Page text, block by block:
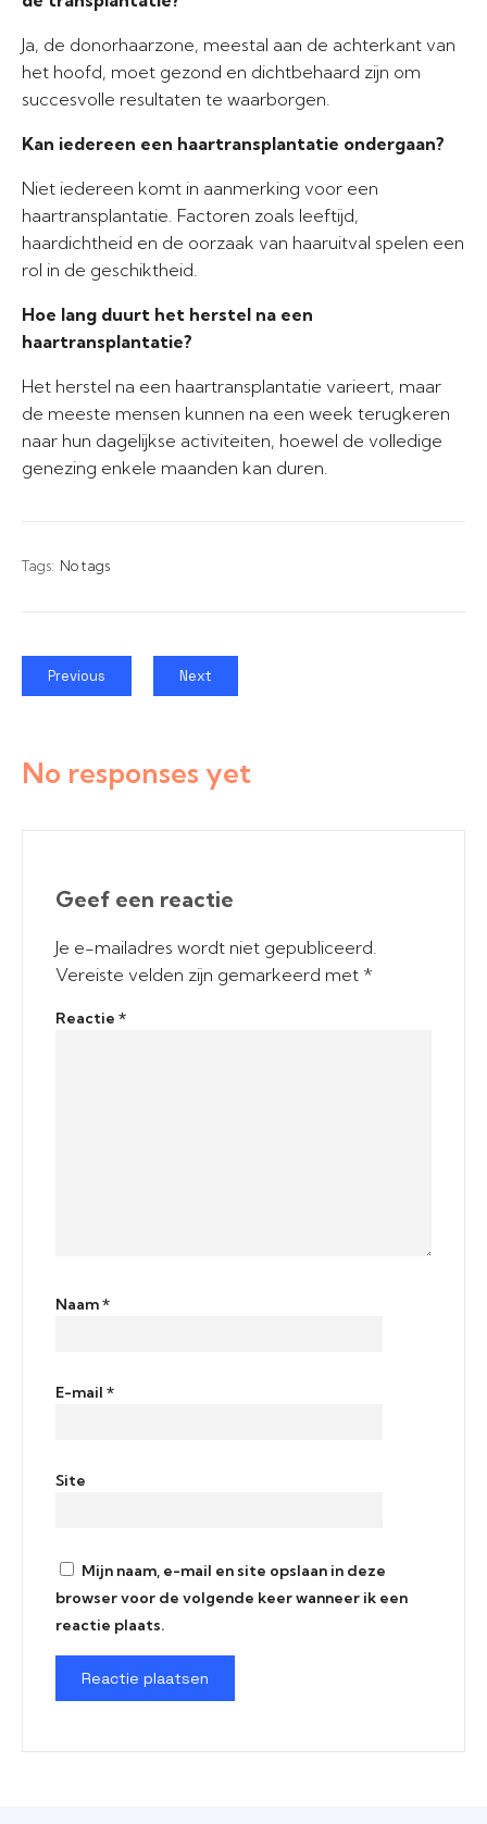
Ja, de donorhaarzone, meestal aan de achterkant van
het hoofd, moet gezond en dichtbehaard zijn om
succesvolle resultaten te waarborgen.
Kan iedereen een haartransplantatie ondergaan?
Niet iedereen komt in aanmerking voor een
haartransplantatie. Factoren zoals leeftijd,
haardichtheid en de oorzaak van haaruitval spelen een
rol in de geschiktheid.
Hoe lang duurt het herstel na een
haartransplantatie?
Het herstel na een haartransplantatie varieert, maar
de meeste mensen kunnen na een week terugkeren
naar hun dagelijkse activiteiten, hoewel de volledige
genezing enkele maanden kan duren.
Tags: No tags
Previous Next
No responses yet
Geef een reactie
Je e-mailadres wordt niet gepubliceerd.
Vereiste velden zijn gemarkeerd met *
Reactie *
Naam*
E-mail *
Site
Mijn naam, e-mail en site opslaan in deze
browser voor de volgende keer wanneer ik een
reactie plaats.